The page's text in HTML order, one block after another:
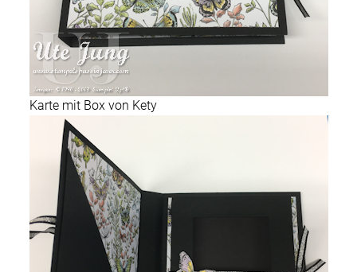
Karte mit Box von Kety